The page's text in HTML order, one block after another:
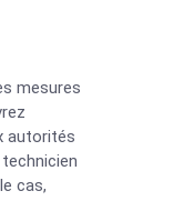
mesures
autorités
cas,